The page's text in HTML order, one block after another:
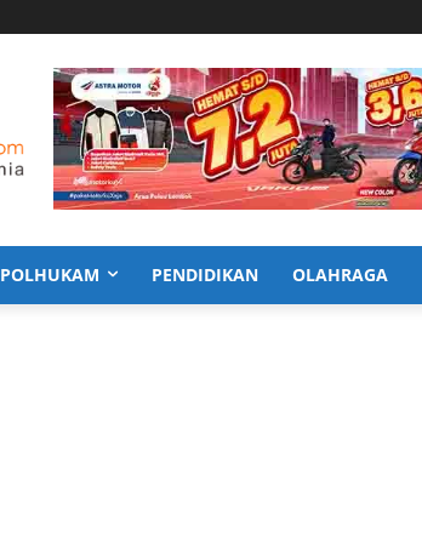
POLHUKAM PENDIDIKAN OLAHRAGA